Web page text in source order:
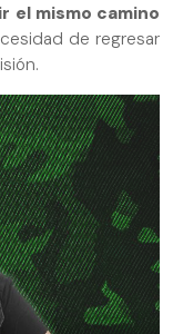
el mismo camino
de regresar